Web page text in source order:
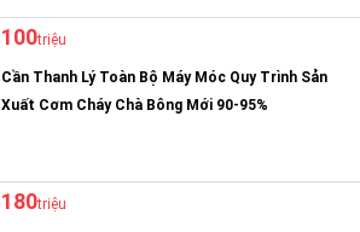
100triệu
Cần Thanh Lý Toàn Bộ Máy Móc Quy Trình Sản
Xuất Cơm Cháy Chà Bông Mới 90-95%
180triệu